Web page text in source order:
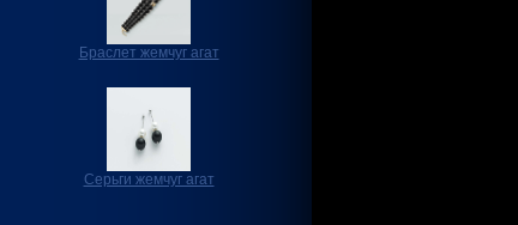
Браслет жемчуг агат
Серьги жемчуг агат